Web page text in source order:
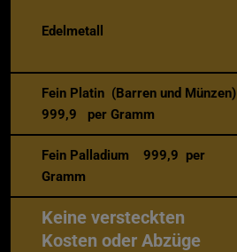
Edelmetall
Fein Platin (Barren und Münzen)
999,9 per Gramm
Fein Palladium 999,9 per
Gramm
Keine versteckten
Kosten oder Abzüge